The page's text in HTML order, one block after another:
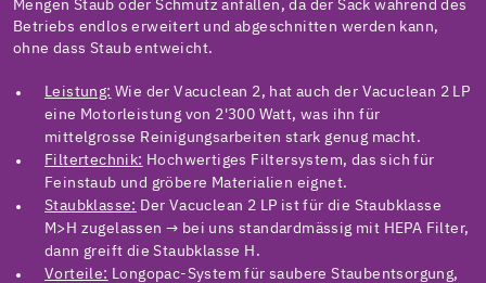
Mengen Staub oder Schmutz anfallen, da der Sack während des
Betriebs endlos erweitert und abgeschnitten werden kann,
ohne dass Staub entweicht.
Leistung: Wie der Vacuclean 2, hat auch der Vacuclean 2 LP
eine Motorleistung von 2'300 Watt, was ihn für
mittelgrosse Reinigungsarbeiten stark genug macht.
Filtertechnik: Hochwertiges Filtersystem, das sich für
Feinstaub und gröbere Materialien eignet.
Staubklasse: Der Vacuclean 2 LP ist für die Staubklasse
M>H zugelassen → bei uns standardmässig mit HEPA Filter,
dann greift die Staubklasse H.
Vorteile: Longopac-System für saubere Staubentsorgung,